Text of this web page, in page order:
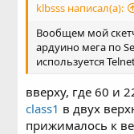
klbsss написал(а):
Вообщем мой
ардуино мега по
используется
вверху, где 60 и
class1 в двух
прижималось к